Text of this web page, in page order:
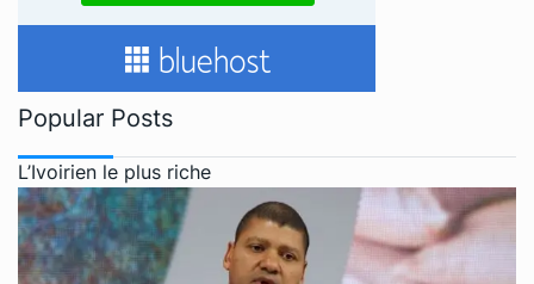
Popular Posts
L’Ivoirien le plus riche